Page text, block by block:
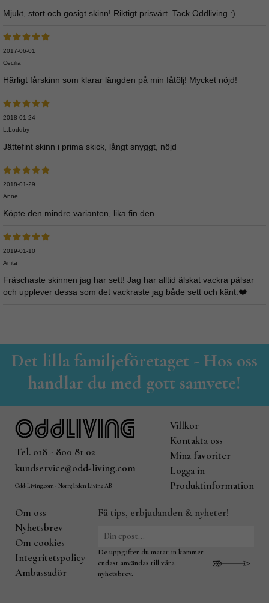
Mjukt, stort och gosigt skinn! Riktigt prisvärt. Tack Oddliving :)
2017-06-01
Cecilia
Härligt fårskinn som klarar längden på min fåtölj! Mycket nöjd!
2018-01-24
L.Loddby
Jättefint skinn i prima skick, långt snyggt, nöjd
2018-01-29
Anne
Köpte den mindre varianten, lika fin den
2019-01-10
Anita
Fräschaste skinnen jag har sett! Jag har alltid älskat vackra pälsar
och upplever dessa som det vackraste jag både sett och känt.❤️
Det lilla familjeföretaget - Hos oss
handlar du med gott samvete!
Tel. 018 - 800 81 02
kundservice@odd-living.com
Odd-Living.com - Norrgården Living AB
Villkor
Kontakta oss
Mina favoriter
Logga in
Produktinformation
Om oss
Nyhetsbrev
Om cookies
Integritetspolicy
Ambassadör
Få tips, erbjudanden & nyheter!
De uppgifter du matar in kommer
endast användas till våra
nyhetsbrev.